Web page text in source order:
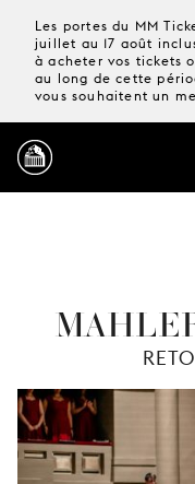
Les portes du MM
juillet au 17 août
à acheter vos tickets
au long de cette
vous souhaitent un